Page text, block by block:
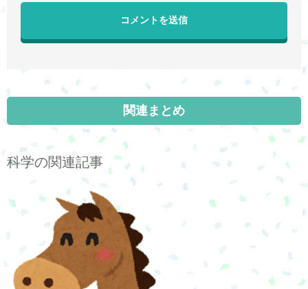
関連まとめ
科学の関連記事